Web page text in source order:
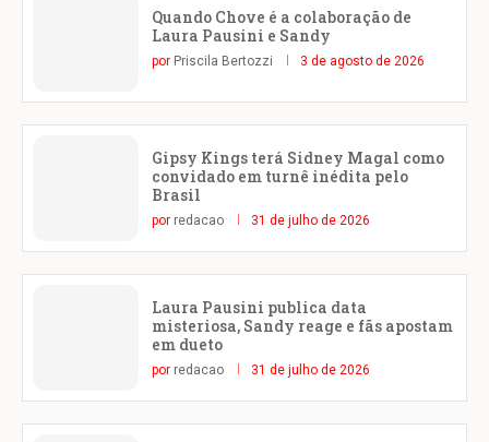
Quando Chove é a colaboração de
Laura Pausini e Sandy
por Priscila Bertozzi 3 de agosto de 2026
Gipsy Kings terá Sidney Magal como
convidado em turnê inédita pelo
Brasil
por redacao 31 de julho de 2026
Laura Pausini publica data
misteriosa, Sandy reage e fãs apostam
em dueto
por redacao 31 de julho de 2026